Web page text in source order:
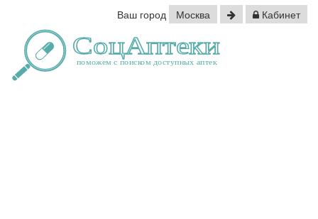
Ваш город Москва Кабинет